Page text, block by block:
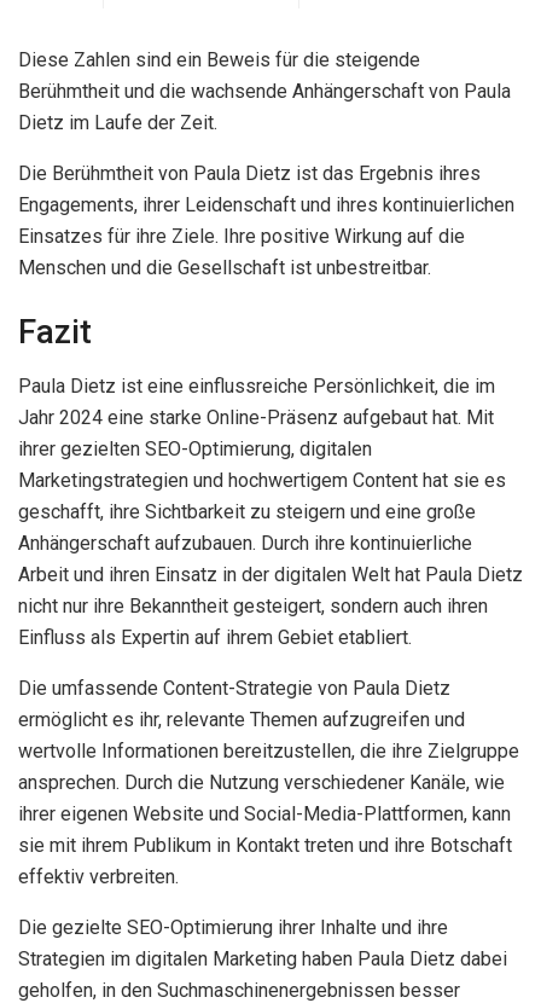
Diese Zahlen sind ein Beweis für die steigende
Berühmtheit und die wachsende Anhängerschaft von Paula
Dietz im Laufe der Zeit.
Die Berühmtheit von Paula Dietz ist das Ergebnis ihres
Engagements, ihrer Leidenschaft und ihres kontinuierlichen
Einsatzes für ihre Ziele. Ihre positive Wirkung auf die
Menschen und die Gesellschaft ist unbestreitbar.
Fazit
Paula Dietz ist eine einflussreiche Persönlichkeit, die im
Jahr 2024 eine starke Online-Präsenz aufgebaut hat. Mit
ihrer gezielten SEO-Optimierung, digitalen
Marketingstrategien und hochwertigem Content hat sie es
geschafft, ihre Sichtbarkeit zu steigern und eine große
Anhängerschaft aufzubauen. Durch ihre kontinuierliche
Arbeit und ihren Einsatz in der digitalen Welt hat Paula Dietz
nicht nur ihre Bekanntheit gesteigert, sondern auch ihren
Einfluss als Expertin auf ihrem Gebiet etabliert.
Die umfassende Content-Strategie von Paula Dietz
ermöglicht es ihr, relevante Themen aufzugreifen und
wertvolle Informationen bereitzustellen, die ihre Zielgruppe
ansprechen. Durch die Nutzung verschiedener Kanäle, wie
ihrer eigenen Website und Social-Media-Plattformen, kann
sie mit ihrem Publikum in Kontakt treten und ihre Botschaft
effektiv verbreiten.
Die gezielte SEO-Optimierung ihrer Inhalte und ihre
Strategien im digitalen Marketing haben Paula Dietz dabei
geholfen, in den Suchmaschinenergebnissen besser